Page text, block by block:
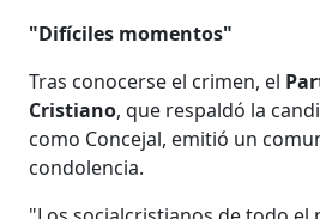
"Difíciles momentos"
Tras conocerse el crimen, el
Cristiano, que respaldó la
como Concejal, emitió un
condolencia.